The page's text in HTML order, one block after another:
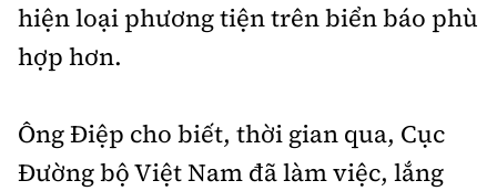
hiện loại phương tiện trên biển báo phù
hợp hơn.
Ông Điệp cho biết, thời gian qua, Cục
Đường bộ Việt Nam đã làm việc, lắng